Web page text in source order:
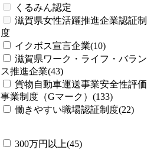
くるみん認定
滋賀県女性活躍推進企業認証制
度
イクボス宣言企業(10)
滋賀県ワーク・ライフ・バラン
ス推進企業(43)
貨物自動車運送事業安全性評価
事業制度（Gマーク）(133)
働きやすい職場認証制度(22)
300万円以上(45)